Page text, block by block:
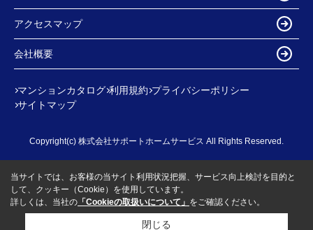
アクセスマップ
会社概要
マンションカタログ 利用規約 プライバシーポリシー
サイトマップ
Copyright(c) 株式会社サポートホームサービス All Rights Reserved.
当サイトでは、お客様の当サイト利用状況把握、サービス向上検討を目的と
して、クッキー（Cookie）を使用しています。
詳しくは、当社の 「Cookieの取扱いについて」 をご確認ください。
閉じる